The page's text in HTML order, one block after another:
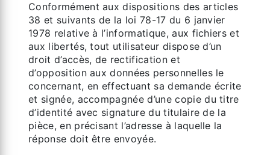
Conformément aux dispositions des articles
38 et suivants de la loi 78-17 du 6 janvier
1978 relative à l’informatique, aux fichiers et
aux libertés, tout utilisateur dispose d’un
droit d’accès, de rectification et
d’opposition aux données personnelles le
concernant, en effectuant sa demande écrite
et signée, accompagnée d’une copie du titre
d’identité avec signature du titulaire de la
pièce, en précisant l’adresse à laquelle la
réponse doit être envoyée.